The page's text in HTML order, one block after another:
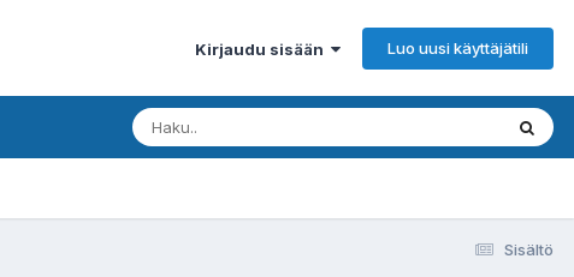
Kirjaudu sisään Luo uusi käyttäjätili
Sisältö